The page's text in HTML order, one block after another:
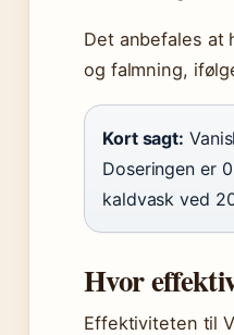
Det anbefales at
og falmning,
Kort sagt:
Doseringen er
kaldvask ved
Hvor
Effektiviteten til